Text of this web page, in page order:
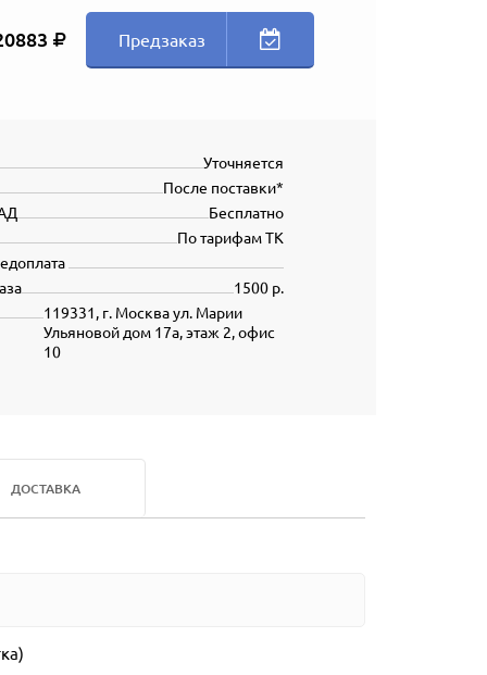
Предзаказ
Уточняется
После поставки*
Бесплатно
По тарифам ТК
1500 р.
119331, г. Москва ул. Марии
Ульяновой дом 17а, этаж 2, офис
10
ДОСТАВКА